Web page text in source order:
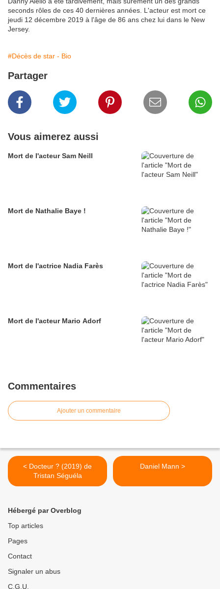
seconds rôles de ces 40 dernières années. L'acteur est mort ce
jeudi 12 décembre 2019 à l'âge de 86 ans chez lui dans le New
Jersey.
#Décès de star - Bio
Partager
Vous aimerez aussi
Mort de l'acteur Sam Neill
Mort de Nathalie Baye !
Mort de l'actrice Nadia Farès
Mort de l'acteur Mario Adorf
Commentaires
Ajouter un commentaire
< Docteur ? (2019) de
Tristan Séguéla
Daniel Mann >
Hébergé par Overblog
Top articles
Pages
Contact
Signaler un abus
C.G.U.